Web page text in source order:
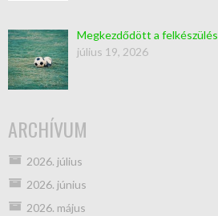
Megkezdődött a felkészülés
július 19, 2026
ARCHÍVUM
2026. július
2026. június
2026. május